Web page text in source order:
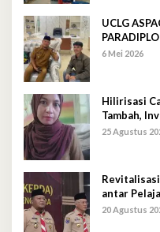
UCLG
6 Mei 2026
Hilirisasi
Tambah,
25 Agustus
antar
20 Agustus